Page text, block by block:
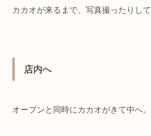
カカオが来るまで、写真撮ったりし
店内へ
オープンと同時にカカオがきて中へ。